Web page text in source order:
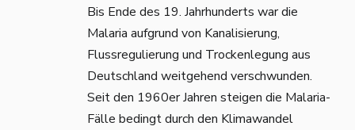
Bis Ende des 19. Jahrhunderts war die
Malaria aufgrund von Kanalisierung,
Flussregulierung und Trockenlegung aus
Deutschland weitgehend verschwunden.
Seit den 1960er Jahren steigen die Malaria-
Fälle bedingt durch den Klimawandel